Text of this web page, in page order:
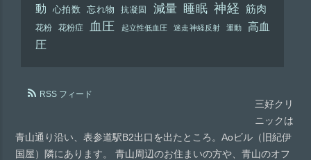
動
心拍数 忘れ物 抗凝固 減量 睡眠 神経 筋肉
花粉 花粉症 血圧 起立性低血圧 迷走神経反射 運動
高血
圧
RSS フィード
三好クリ
ニックは
青山通り沿い、表参道駅B2出口を出たところ。Aoビル（旧紀伊
国屋）隣にあります。 青山周辺のお住まいの方や、青山のオフ